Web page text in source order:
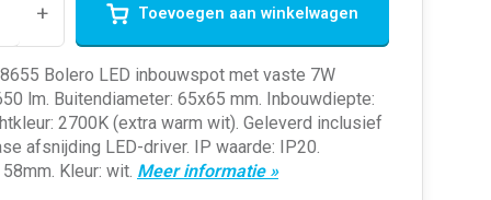
+ Toevoegen aan winkelwagen
Bolero LED inbouwspot met vaste 7W
lm. Buitendiameter: 65x65 mm. Inbouwdiepte:
2700K (extra warm wit). Geleverd inclusief
afsnijding LED-driver. IP waarde: IP20.
Kleur: wit. Meer informatie »